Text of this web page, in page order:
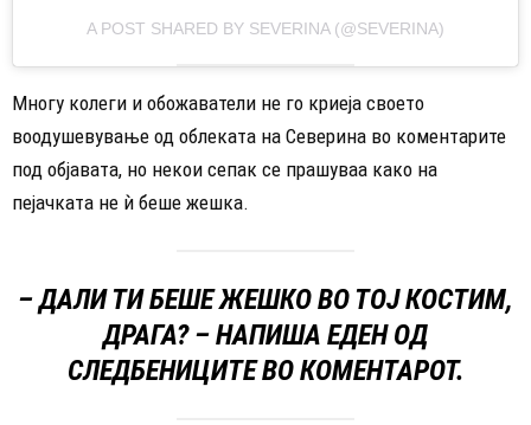
A POST SHARED BY SEVERINA (@SEVERINA)
Многу колеги и обожаватели не го криеја своето
воодушевување од облеката на Северина во коментарите
под објавата, но некои сепак се прашуваа како на
пејачката не ѝ беше жешка.
– ДАЛИ ТИ БЕШЕ ЖЕШКО ВО ТОЈ КОСТИМ,
ДРАГА? – НАПИША ЕДЕН ОД
СЛЕДБЕНИЦИТЕ ВО КОМЕНТАРОТ.